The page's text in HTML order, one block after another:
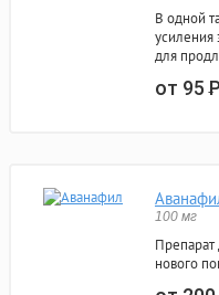
В одной
усиления
для
от 95Р
100 мг
Препарат
нового